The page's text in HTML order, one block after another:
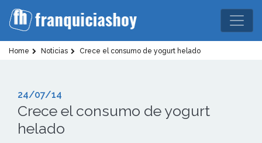
Home Noticias Crece el consumo de yogurt helado
24/07/14
Crece el consumo de yogurt
helado